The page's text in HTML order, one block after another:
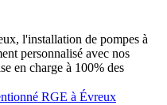
l'installation de pompes à
personnalisé avec nos
en charge à 100% des
RGE à Évreux